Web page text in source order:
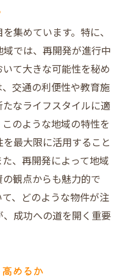
集めています。特に、
では、再開発が進行中
て大きな可能性を秘め
交通の利便性や教育施
なライフスタイルに適
のような地域の特性を
最大限に活用すること
、再開発によって地域
観点からも魅力的で
、どのような物件が注
成功への道を開く重要
めるか